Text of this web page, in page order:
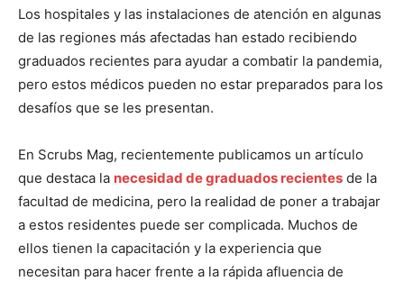
Los hospitales y las instalaciones de atención en algunas
de las regiones más afectadas han estado recibiendo
graduados recientes para ayudar a combatir la pandemia,
pero estos médicos pueden no estar preparados para los
desafíos que se les presentan.
En Scrubs Mag, recientemente publicamos un artículo
que destaca la necesidad de graduados recientes de la
facultad de medicina, pero la realidad de poner a trabajar
a estos residentes puede ser complicada. Muchos de
ellos tienen la capacitación y la experiencia que
necesitan para hacer frente a la rápida afluencia de